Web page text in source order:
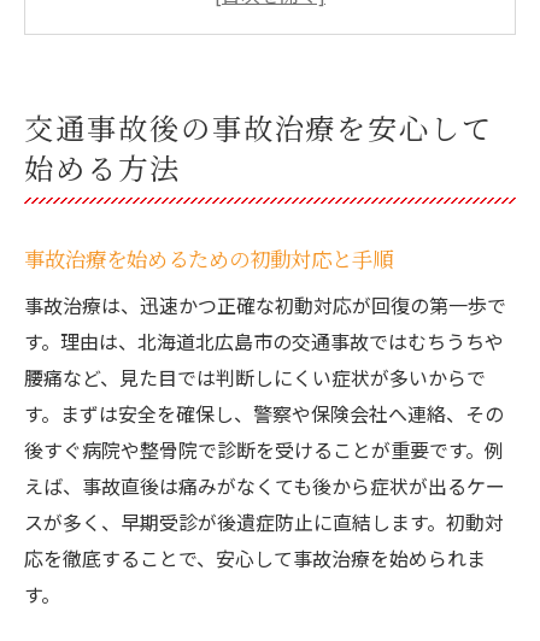
事故治療における適切な診断と受診の流れ
北広島市で選ぶ適切な事故治療とは何か
ト
事故治療で整骨院と病院の違いを比較解説
北広島市で受けられる事故治療の特徴とは
事故治療で国家資格者の施術を選ぶ安心感
事故治療に最適な通院先の選び方と方法
むちうちや痛みの早期改善に役立つ事故治療
事故治療でむちうち症状を早期改善する方
交通事故後の事故治療を安心して
始める方法
事故治療を始めるための初動対応と手順
事故治療は、迅速かつ正確な初動対応が回復の第一歩で
す。理由は、北海道北広島市の交通事故ではむちうちや
腰痛など、見た目では判断しにくい症状が多いからで
す。まずは安全を確保し、警察や保険会社へ連絡、その
後すぐ病院や整骨院で診断を受けることが重要です。例
えば、事故直後は痛みがなくても後から症状が出るケー
スが多く、早期受診が後遺症防止に直結します。初動対
応を徹底することで、安心して事故治療を始められま
す。